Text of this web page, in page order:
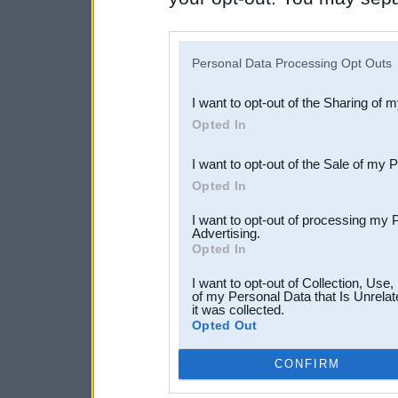
Downstream Participants
third parties.
Personal Data Processing Opt Outs
I want to opt-out of the Sharing of
Opted In
I want to opt-out of the Sale of my
Opted In
I want to opt-out of processing my
Advertising.
Opted In
I want to opt-out of Collection,
of my Personal Data that Is
it was collected.
Opted Out
CONFIRM